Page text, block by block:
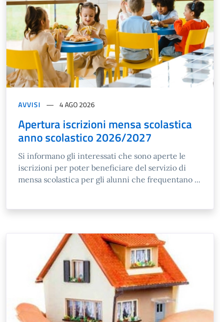
AVVISI 4 AGO 2026
Apertura iscrizioni mensa scolastica
anno scolastico 2026/2027
Si informano gli interessati che sono aperte le
iscrizioni per poter beneficiare del servizio di
mensa scolastica per gli alunni che frequentano ...